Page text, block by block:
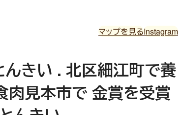
マップを見るInstagram
んきい . 北区細江町で養
肉見本市で 金賞を受賞